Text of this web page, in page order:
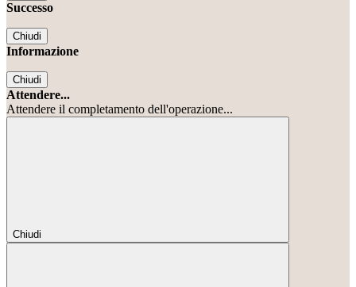
Successo
Chiudi
Informazione
Chiudi
Attendere...
Attendere il completamento dell'operazione...
Chiudi